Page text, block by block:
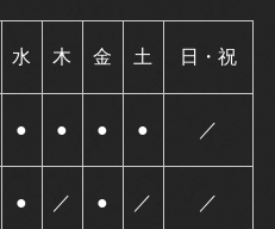
水 木 金 土 日・祝
● ● ● ● ／
● ／ ● ／ ／